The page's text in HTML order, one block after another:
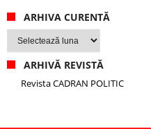
ARHIVA CURENTĂ
Arhiva
ARHIVĂ REVISTĂ
Revista CADRAN POLITIC